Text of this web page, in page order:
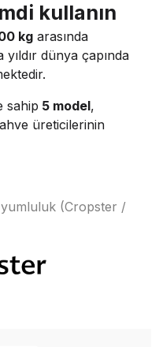
kullanın
kg arasında
dünya çapında
sahip 5 model,
üreticilerinin
(Cropster /